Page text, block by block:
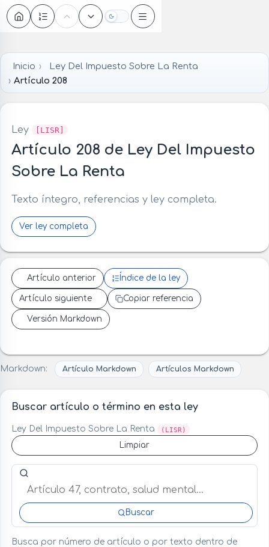
Oscuro
Inicio
Ley Del Impuesto Sobre La Renta
Artículo 208
Ley [LISR]
Artículo 208 de Ley Del Impuesto
Sobre La Renta
Texto íntegro, referencias y ley completa.
Ver ley completa
Artículo anterior Índice de la ley
Artículo siguiente Copiar referencia
Versión Markdown
Markdown: Artículo Markdown Artículos Markdown
Buscar artículo o término en esta ley
Ley Del Impuesto Sobre La Renta (LISR)
Limpiar
Buscar artículo o término en esta ley
Buscar
Busca por número de artículo o por texto dentro de